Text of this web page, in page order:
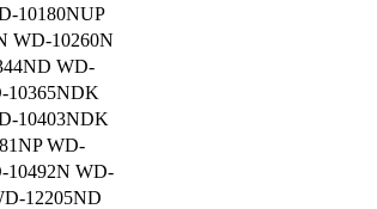
10180NUP
WD-10260N
WD-
10365NDK
10403NDK
WD-
10492N WD-
12205ND